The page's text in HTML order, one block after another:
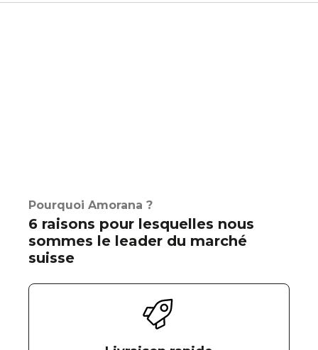
Pourquoi Amorana ?
6 raisons pour lesquelles nous
sommes le leader du marché
suisse